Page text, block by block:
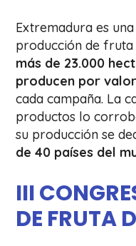
Extremadura es
producción de fruta
más de 23.000
producen por
cada campaña. La
productos lo
su producción se
de 40 países del
III
DE FRUTA